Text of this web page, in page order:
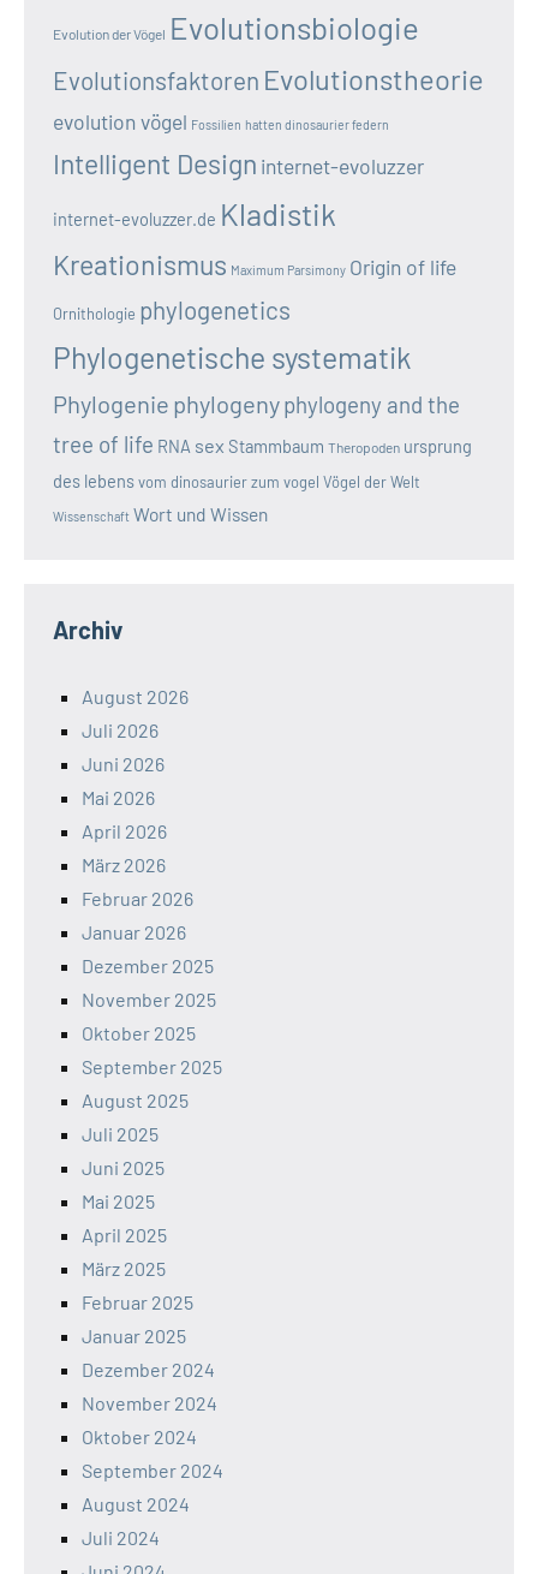
Evolution der Vögel Evolutionsbiologie
Evolutionsfaktoren Evolutionstheorie
evolution vögel Fossilien hatten dinosaurier federn
Intelligent Design internet-evoluzzer
internet-evoluzzer.de Kladistik
Kreationismus Maximum Parsimony Origin of life
Ornithologie phylogenetics
Phylogenetische systematik
Phylogenie phylogenyphylogeny and the
tree of life RNA sex Stammbaum Theropoden ursprung
des lebensvom dinosaurier zum vogel Vögel der Welt
Wissenschaft Wort und Wissen
Archiv
August 2026
Juli 2026
Juni 2026
Mai 2026
April 2026
März 2026
Februar 2026
Januar 2026
Dezember 2025
November 2025
Oktober 2025
September 2025
August 2025
Juli 2025
Juni 2025
Mai 2025
April 2025
März 2025
Februar 2025
Januar 2025
Dezember 2024
November 2024
Oktober 2024
September 2024
August 2024
Juli 2024